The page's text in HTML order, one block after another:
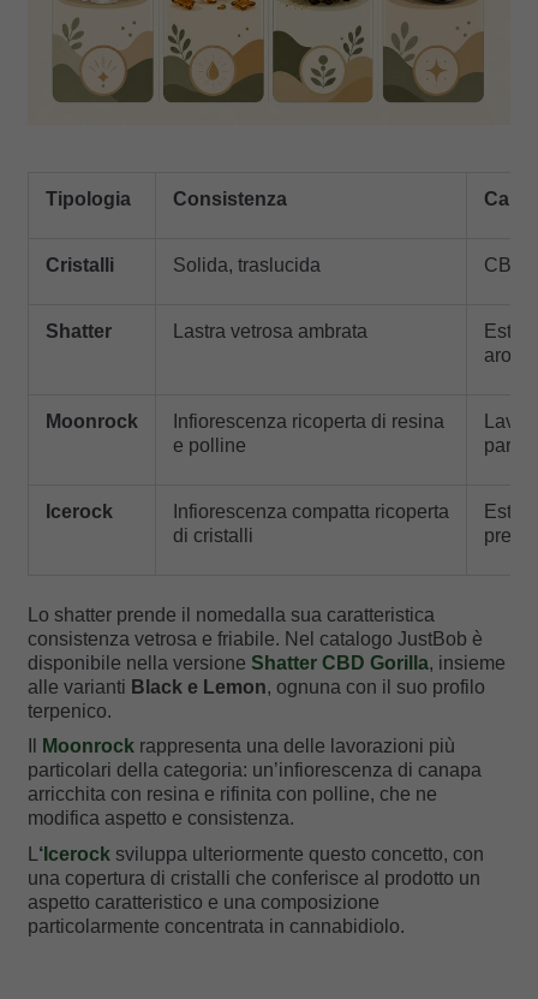
Tipologia Consistenza
Cristalli Solida, traslucida CBD
Shatter Lastra vetrosa ambrata
Moonrock
Infiorescenza ricoperta di resina
e polline
Icerock
Infiorescenza compatta ricoperta
di cristalli
Lo shatter prende il nomedalla sua caratteristica
consistenza vetrosa e friabile. Nel catalogo JustBob è
disponibile nella versione Shatter CBD Gorilla, insieme
alle varianti Black e Lemon, ognuna con il suo profilo
terpenico.
Moonrockrappresenta una delle lavorazioni più
particolari della categoria: un’infiorescenza di canapa
arricchita con resina e rifinita con polline, che ne
modifica aspetto e consistenza.
‘Icerocksviluppa ulteriormente questo concetto, con
una copertura di cristalli che conferisce al prodotto un
aspetto caratteristico e una composizione
particolarmente concentrata in cannabidiolo.